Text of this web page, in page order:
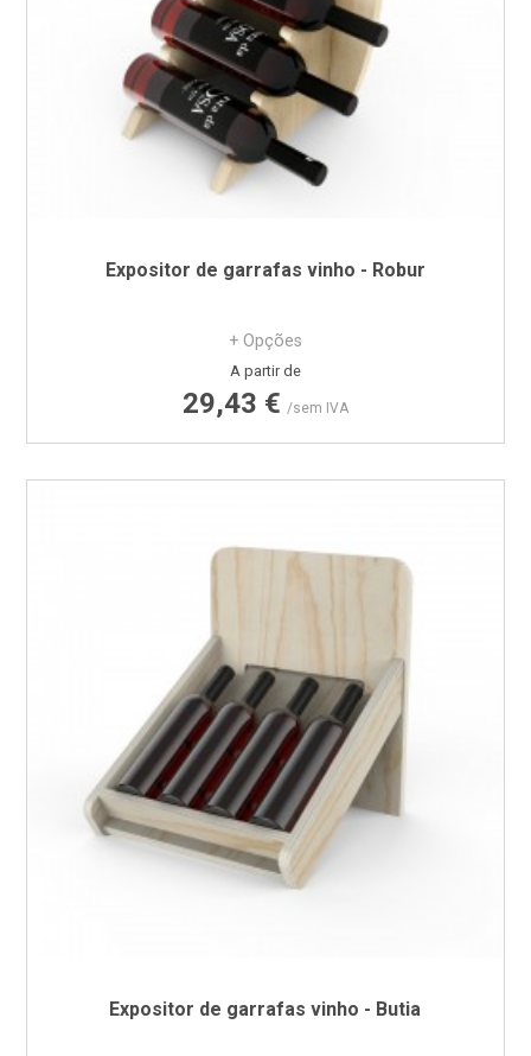
Expositor de garrafas vinho - Robur
+ Opções
Preço
A partir de
29,43 € /sem IVA
Expositor de garrafas vinho - Butia